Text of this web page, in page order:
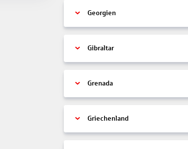
Georgien
Gibraltar
Grenada
Griechenland